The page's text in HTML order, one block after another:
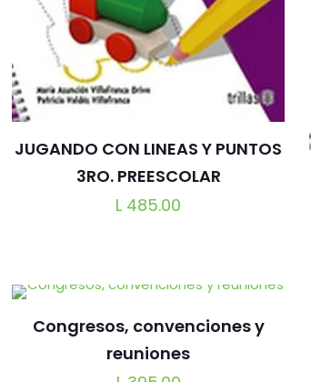
JUGANDO CON LINEAS Y PUNTOS
3RO. PREESCOLAR
L 485.00
Congresos, convenciones y
reuniones